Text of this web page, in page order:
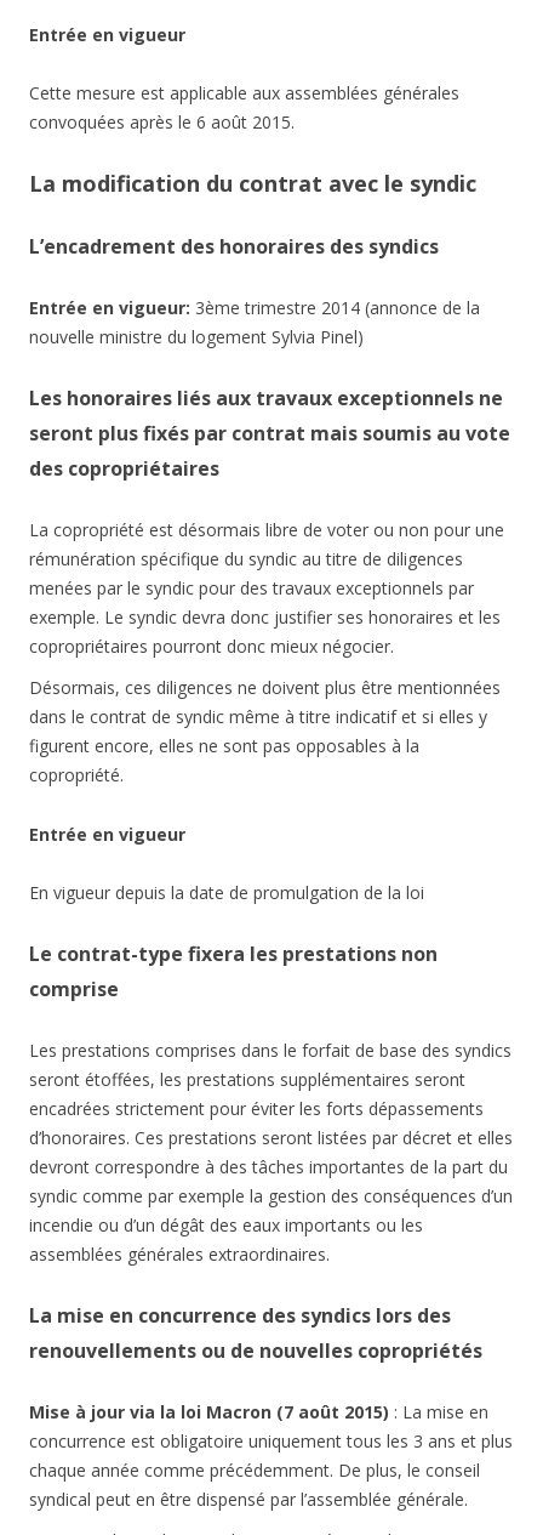
Entrée en vigueur
Cette mesure est applicable aux assemblées générales
convoquées après le 6 août 2015.
La modification du contrat avec le syndic
L’encadrement des honoraires des syndics
Entrée en vigueur: 3ème trimestre 2014 (annonce de la
nouvelle ministre du logement Sylvia Pinel)
Les honoraires liés aux travaux exceptionnels ne
seront plus fixés par contrat mais soumis au vote
des copropriétaires
La copropriété est désormais libre de voter ou non pour une
rémunération spécifique du syndic au titre de diligences
menées par le syndic pour des travaux exceptionnels par
exemple. Le syndic devra donc justifier ses honoraires et les
copropriétaires pourront donc mieux négocier.
Désormais, ces diligences ne doivent plus être mentionnées
dans le contrat de syndic même à titre indicatif et si elles y
figurent encore, elles ne sont pas opposables à la
copropriété.
Entrée en vigueur
En vigueur depuis la date de promulgation de la loi
Le contrat-type fixera les prestations non
comprise
Les prestations comprises dans le forfait de base des syndics
seront étoffées, les prestations supplémentaires seront
encadrées strictement pour éviter les forts dépassements
d’honoraires. Ces prestations seront listées par décret et elles
devront correspondre à des tâches importantes de la part du
syndic comme par exemple la gestion des conséquences d’un
incendie ou d’un dégât des eaux importants ou les
assemblées générales extraordinaires.
La mise en concurrence des syndics lors des
renouvellements ou de nouvelles copropriétés
Mise à jour via la loi Macron (7 août 2015) : La mise en
concurrence est obligatoire uniquement tous les 3 ans et plus
chaque année comme précédemment. De plus, le conseil
syndical peut en être dispensé par l’assemblée générale.